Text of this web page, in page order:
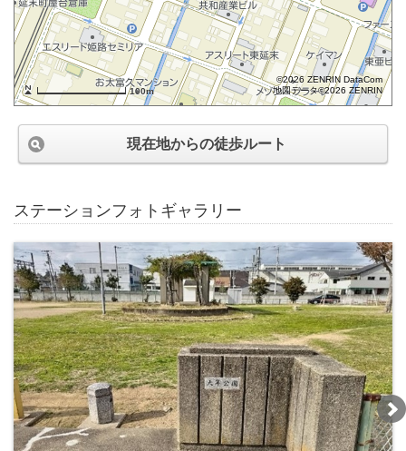
100m
©2026 ZENRIN DataCom
地図データ©2026 ZENRIN
現在地からの徒歩ルート
ステーションフォトギャラリー